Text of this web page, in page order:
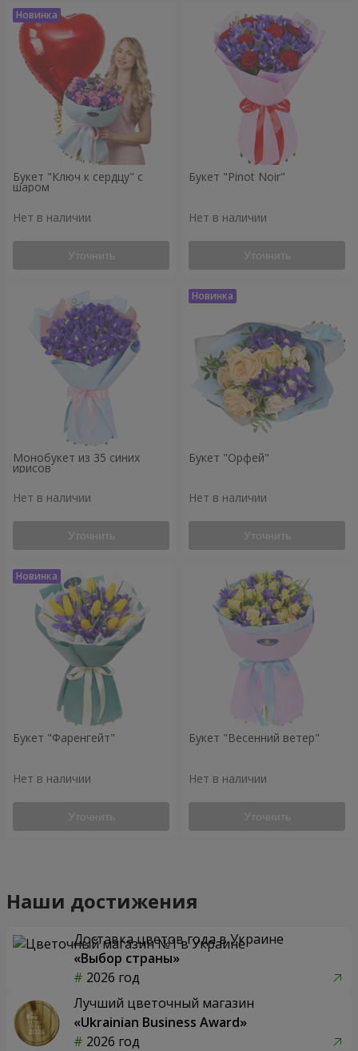
Букет "Ключ к сердцу" с
шаром
Нет в наличии
Уточнить
Букет "Pinot Noir"
Нет в наличии
Уточнить
Монобукет из 35 синих
ирисов
Нет в наличии
Уточнить
Букет "Орфей"
Нет в наличии
Уточнить
Букет "Фаренгейт"
Нет в наличии
Уточнить
Букет "Весенний ветер"
Нет в наличии
Уточнить
Наши достижения
Доставка цветов года в Украине
«Выбор страны»
2026 год
Лучший цветочный магазин
«Ukrainian Business Award»
2026 год